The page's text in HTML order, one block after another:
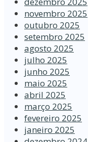
novembro 2025
outubro 2025
setembro 2025
agosto 2025
julho 2025
junho 2025
maio 2025
abril 2025
março 2025
fevereiro 2025
janeiro 2025